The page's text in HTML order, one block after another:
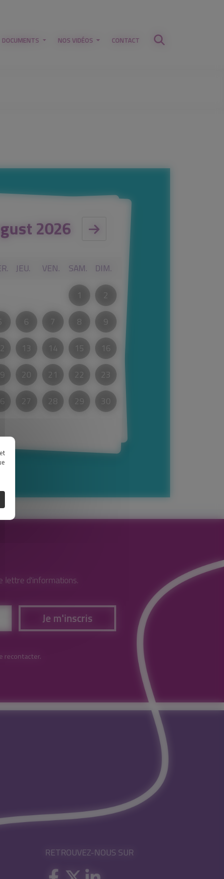
DOCUMENTS NOS VIDÉOS CONTACT
2026
JEU. VEN. SAM. DIM.
1
2
6 7 8
9
13 14 15
16
20 21 22
23
27 28 29
30
lettre d'informations.
Je m'inscris
recontacter.
RETROUVEZ-NOUS SUR